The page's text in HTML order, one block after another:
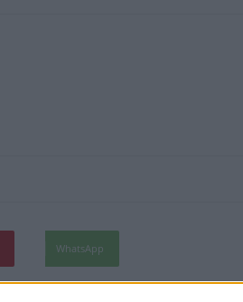
WhatsApp